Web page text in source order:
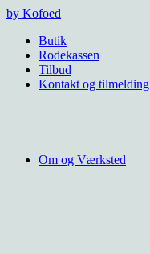
Videre
indhold
by Kofoed
Butik
Rodekassen
Tilbud
Kontakt og tilmelding
Om og Værksted